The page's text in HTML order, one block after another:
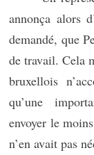
annonça alors
demandé, que
de travail. Cela
bruxellois
qu’une
envoyer le
n’en avait pas